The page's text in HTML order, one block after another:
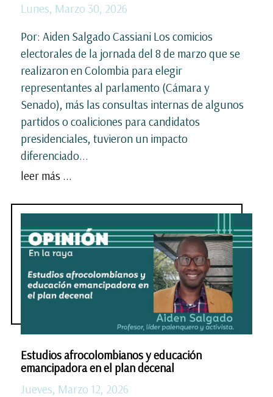
Lunes, Marzo 30, 2026
Por: Aiden Salgado Cassiani Los comicios
electorales de la jornada del 8 de marzo que se
realizaron en Colombia para elegir
representantes al parlamento (Cámara y
Senado), más las consultas internas de algunos
partidos o coaliciones para candidatos
presidenciales, tuvieron un impacto
diferenciado...
leer más ...
Estudios afrocolombianos y educación
emancipadora en el plan decenal
Jueves, Marzo 12, 2026